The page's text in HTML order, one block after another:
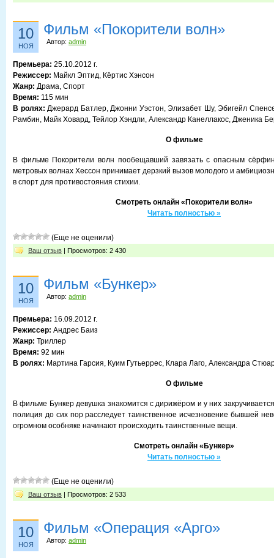
10
НОЯ
Фильм «Покорители волн»
Автор: admin
Премьера: 25.10.2012 г.
Режиссер: Майкл Эптид, Кёртис Хэнсон
Жанр: Драма, Спорт
Время: 115 мин
В ролях: Джерард Батлер, Джонни Уэстон, Элизабет Шу, Эбигейл
Рамбин, Майк Ховард, Тейлор Хэндли, Александр Канеллакос, Дженика
О фильме
В фильме Покорители волн пообещавший завязать с опасным
метровых волнах Хессон принимает дерзкий вызов молодого и
в спорт для противостояния стихии.
Смотреть онлайн «Покорители волн»
Читать полностью »
(Еще не оценили)
Ваш отзыв | Просмотров: 2 430
10
НОЯ
Фильм «Бункер»
Автор: admin
Премьера: 16.09.2012 г.
Режиссер: Андрес Баиз
Жанр: Триллер
Время: 92 мин
В ролях: Мартина Гарсия, Куим Гутьеррес, Клара Лаго, Александра
О фильме
В фильме Бункер девушка знакомится с дирижёром и у них
полиция до сих пор расследует таинственное исчезновение бывшей
огромном особняке начинают происходить таинственные вещи.
Смотреть онлайн «Бункер»
Читать полностью »
(Еще не оценили)
Ваш отзыв | Просмотров: 2 533
10
НОЯ
Фильм «Операция «Арго»
Автор: admin